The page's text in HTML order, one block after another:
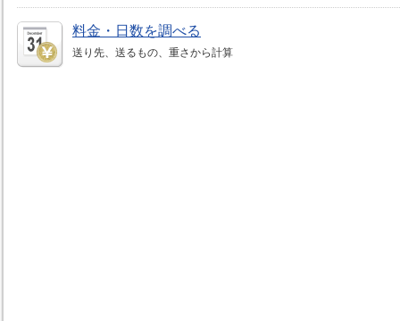
料金・日数を調べる
送り先、送るもの、重さから計算